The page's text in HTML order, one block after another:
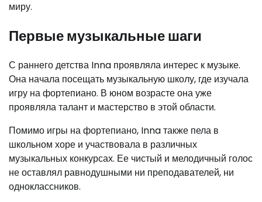
миру.
Первые музыкальные шаги
С раннего детства Inna проявляла интерес к музыке.
Она начала посещать музыкальную школу, где изучала
игру на фортепиано. В юном возрасте она уже
проявляла талант и мастерство в этой области.
Помимо игры на фортепиано, Inna также пела в
школьном хоре и участвовала в различных
музыкальных конкурсах. Ее чистый и мелодичный голос
не оставлял равнодушными ни преподавателей, ни
одноклассников.